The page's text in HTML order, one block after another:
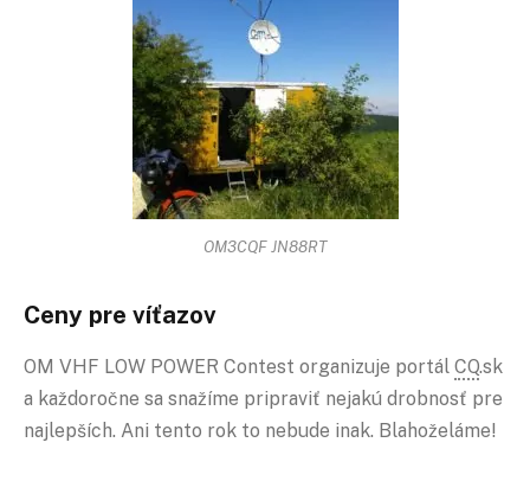
OM3CQF JN88RT
Ceny pre víťazov
OM VHF LOW POWER Contest organizuje portál CQ.sk
a každoročne sa snažíme pripraviť nejakú drobnosť pre
najlepších. Ani tento rok to nebude inak. Blahoželáme!